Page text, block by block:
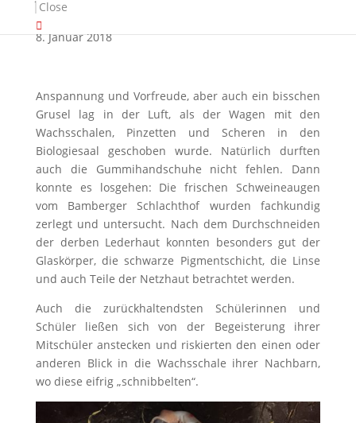
Close
9d
8. Januar 2018
Anspannung und Vorfreude, aber auch ein bisschen
Grusel lag in der Luft, als der Wagen mit den
Wachsschalen, Pinzetten und Scheren in den
Biologiesaal geschoben wurde. Natürlich durften
auch die Gummihandschuhe nicht fehlen. Dann
konnte es losgehen: Die frischen Schweineaugen
vom Bamberger Schlachthof wurden fachkundig
zerlegt und untersucht. Nach dem Durchschneiden
der derben Lederhaut konnten besonders gut der
Glaskörper, die schwarze Pigmentschicht, die Linse
und auch Teile der Netzhaut betrachtet werden.
Auch die zurückhaltendsten Schülerinnen und
Schüler ließen sich von der Begeisterung ihrer
Mitschüler anstecken und riskierten den einen oder
anderen Blick in die Wachsschale ihrer Nachbarn,
wo diese eifrig „schnibbelten“.